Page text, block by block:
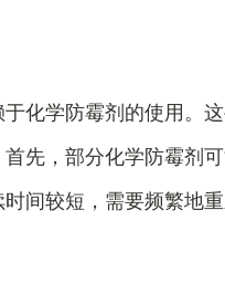
化学防霉剂的使用。
先，部分化学防霉剂
间较短，需要频繁地重